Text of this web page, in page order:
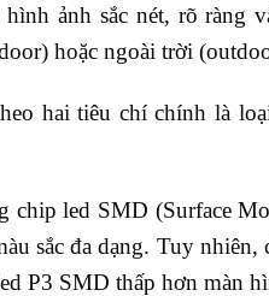
ảnh sắc nét, rõ
hoặc ngoài trời
hai tiêu chí chính là
led SMD (Surface
sắc đa dạng. Tuy
P3 SMD thấp hơn màn